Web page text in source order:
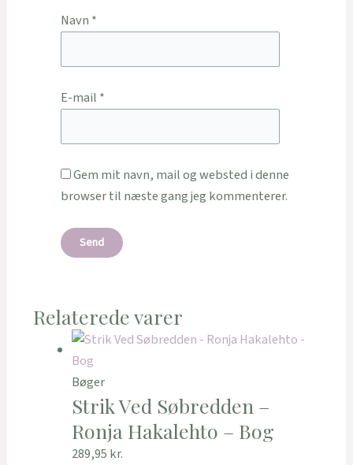
Navn *
E-mail *
Gem mit navn, mail og websted i denne
browser til næste gang jeg kommenterer.
Relaterede varer
Bøger
Strik Ved Søbredden –
Ronja Hakalehto – Bog
289,95 kr.